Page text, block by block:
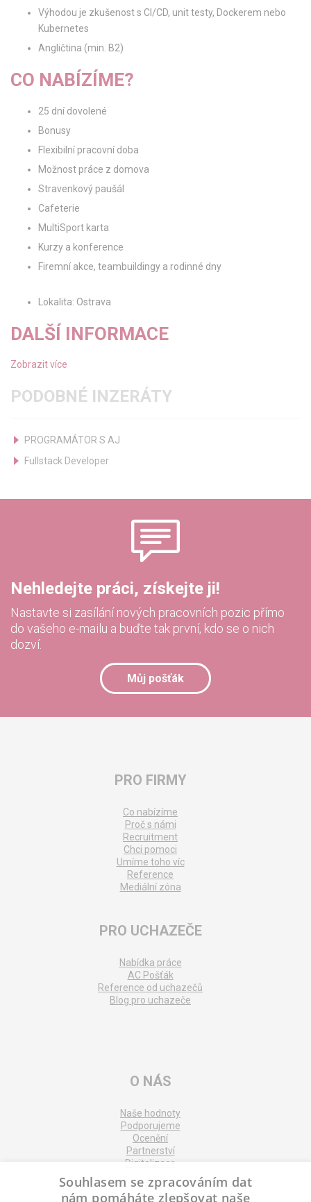
Výhodou je zkušenost s CI/CD, unit testy, Dockerem nebo
Kubernetes
Angličtina (min. B2)
CO NABÍZÍME?
25 dní dovolené
Bonusy
Flexibilní pracovní doba
Možnost práce z domova
Stravenkový paušál
Cafeterie
MultiSport karta
Kurzy a konference
Firemní akce, teambuildingy a rodinné dny
Lokalita: Ostrava
DALŠÍ INFORMACE
Zobrazit více
PODOBNÉ INZERÁTY
PROGRAMÁTOR S AJ
Fullstack Developer
Nehledejte práci, získejte ji!
Nastavte si zasílání nových pracovních pozic přímo
do vašeho e-mailu a buďte tak první, kdo se o nich
dozví.
Můj pošťák
PRO FIRMY
Co nabízíme
Proč s námi
Recruitment
Chci pomoci
Umíme toho víc
Reference
Mediální zóna
PRO UCHAZEČE
Nabídka práce
AC Pošťák
Reference od uchazečů
Blog pro uchazeče
O NÁS
Naše hodnoty
Podporujeme
Ocenění
Partnerství
Digitalizace
Souhlasem se zpracováním dat
nám pomáháte zlepšovat naše